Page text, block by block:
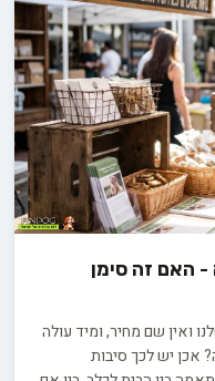
האם זה סימן
ואין שם מחיר, ומיד עולה
אכן יש לכך סיבות